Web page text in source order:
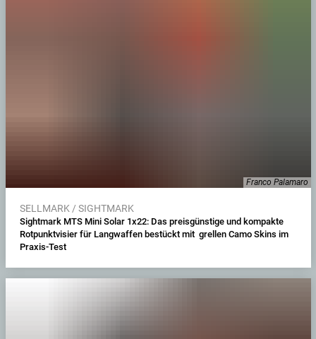
Franco Palamaro
SELLMARK / SIGHTMARK
Sightmark MTS Mini Solar 1x22: Das preisgünstige und kompakte
Rotpunktvisier für Langwaffen bestückt mit grellen Camo Skins im
Praxis-Test